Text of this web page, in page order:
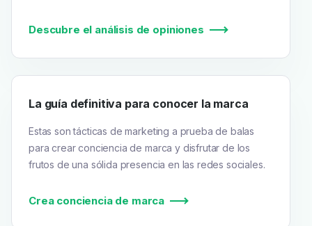
Descubre el análisis de opiniones
La guía definitiva para conocer la marca
Estas son tácticas de marketing a prueba de balas
para crear conciencia de marca y disfrutar de los
frutos de una sólida presencia en las redes sociales.
Crea conciencia de marca